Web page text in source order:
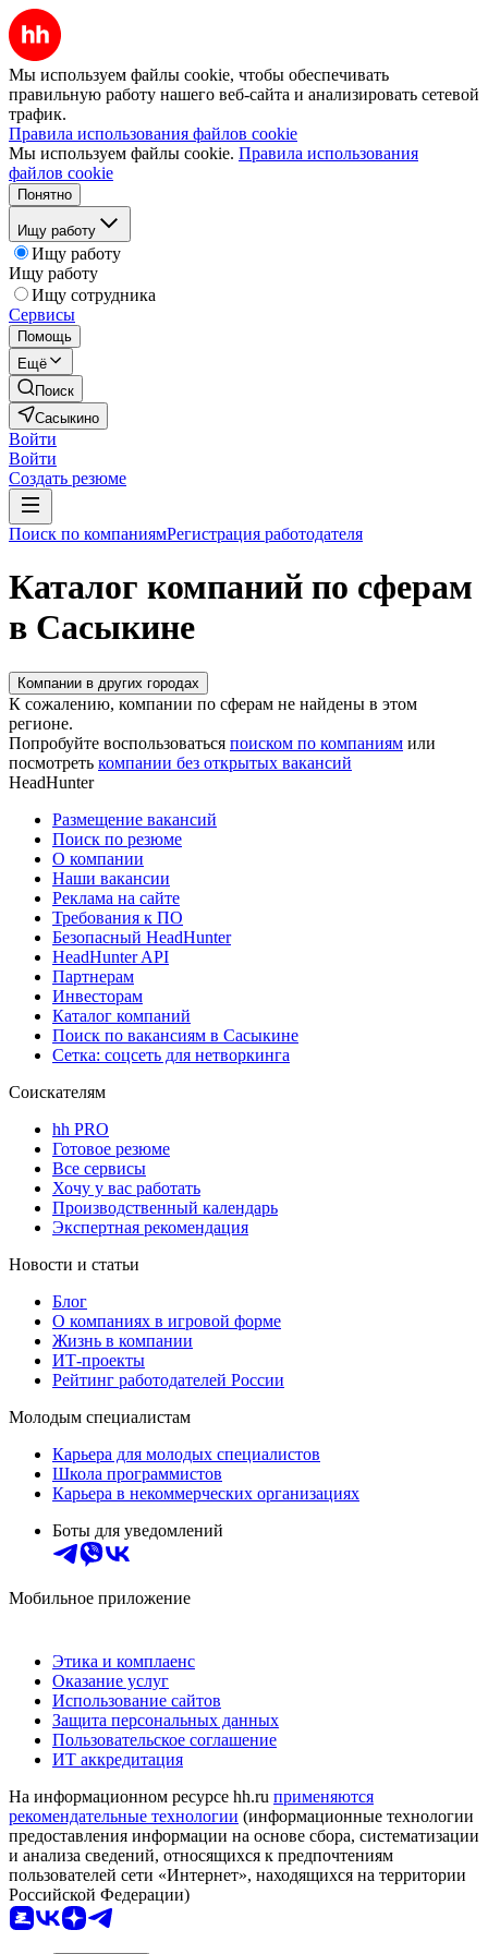
Мы используем файлы cookie, чтобы обеспечивать
правильную работу нашего веб-сайта и анализировать сетевой
трафик.
Правила использования файлов cookie
Мы используем файлы cookie. Правила использования
файлов cookie
Понятно
Ищу работу
Ищу работу
Ищу работу
Ищу сотрудника
Сервисы
Помощь
Ещё
Поиск
Сасыкино
Войти
Войти
Создать резюме
Поиск по компаниямРегистрация работодателя
Каталог компаний по сферам
в Сасыкине
Компании в других городах
К сожалению, компании по сферам не найдены в этом
регионе.
Попробуйте воспользоваться поиском по компаниям или
посмотреть компании без открытых вакансий
HeadHunter
Размещение вакансий
Поиск по резюме
О компании
Наши вакансии
Реклама на сайте
Требования к ПО
Безопасный HeadHunter
HeadHunter API
Партнерам
Инвесторам
Каталог компаний
Поиск по вакансиям в Сасыкине
Сетка: соцсеть для нетворкинга
Соискателям
hh PRO
Готовое резюме
Все сервисы
Хочу у вас работать
Производственный календарь
Экспертная рекомендация
Новости и статьи
Блог
О компаниях в игровой форме
Жизнь в компании
ИТ-проекты
Рейтинг работодателей России
Молодым специалистам
Карьера для молодых специалистов
Школа программистов
Карьера в некоммерческих организациях
Боты для уведомлений
Мобильное приложение
Этика и комплаенс
Оказание услуг
Использование сайтов
Защита персональных данных
Пользовательское соглашение
ИТ аккредитация
На информационном ресурсе hh.ru применяются
рекомендательные технологии (информационные технологии
предоставления информации на основе сбора, систематизации
и анализа сведений, относящихся к предпочтениям
пользователей сети «Интернет», находящихся на территории
Российской Федерации)